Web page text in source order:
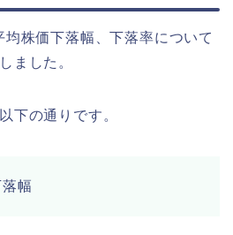
株価下落幅、下落率について
ました。
下の通りです。
幅